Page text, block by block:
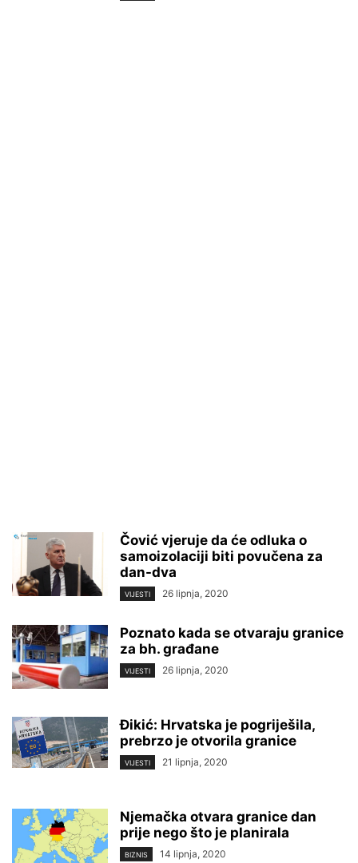
Čović vjeruje da će odluka o
samoizolaciji biti povučena za
dan-dva
VIJESTI 26 lipnja, 2020
Poznato kada se otvaraju granice
za bh. građane
VIJESTI 26 lipnja, 2020
Đikić: Hrvatska je pogriješila,
prebrzo je otvorila granice
VIJESTI 21 lipnja, 2020
Njemačka otvara granice dan
prije nego što je planirala
BIZNIS 14 lipnja, 2020